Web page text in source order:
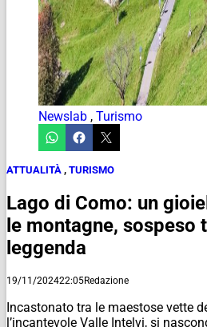
Newslab , Turismo
ATTUALITÀ , TURISMO
Lago di Como: un
le montagne, sospeso
leggenda
19/11/202422:05Redazione
Incastonato tra le maestose vette
l’incantevole Valle Intelvi, si